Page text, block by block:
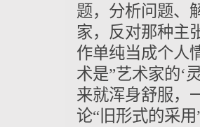
题，分析问题、
家，反对那种主
作单纯当成个人
术是”艺术家的‘
来就浑身舒服，
论“旧形式的采